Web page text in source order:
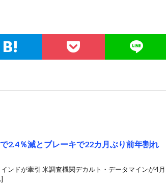
2.4％減とブレーキで22カ月ぶり前年割れ
ンドが牽引 米調査機関デカルト・データマインが4月